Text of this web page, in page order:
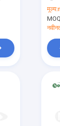
मूल्य: